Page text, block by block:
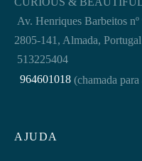
AJUDA
Av. Henriques Barbeitos
2805-141, Almada, Portugal
513225404
964601018 (chamada